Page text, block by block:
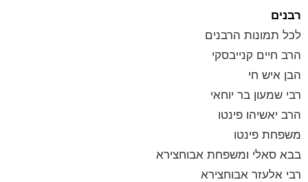
רבנים
לכל תמונות הרבנים
הרב חיים קנייבסקי
הבן איש חי
רבי שמעון בר יוחאי
הרב יאשיהו פינטו
משפחת פינטו
בבא סאלי ומשפחת אבוחצירא
רבי אלעזר אבוחצירא